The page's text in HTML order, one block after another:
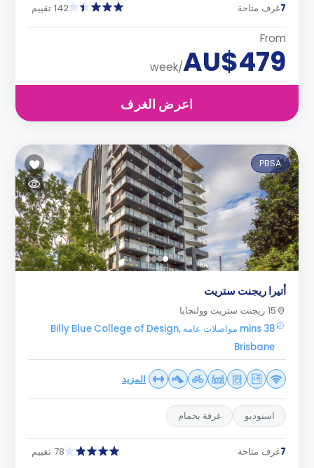
7غرف متاحة 142 تقييم
From
AU$479
/week
اعرض الغرف
PBSA
أتيرا ريجنت ستريت
15 ريجنت ستريت وولنجابا
38 mins مواصلات عامه Billy Blue College of Design,
Brisbane
المزيد
استوديو غرفة بحمام
7غرف متاحة 78 تقييم